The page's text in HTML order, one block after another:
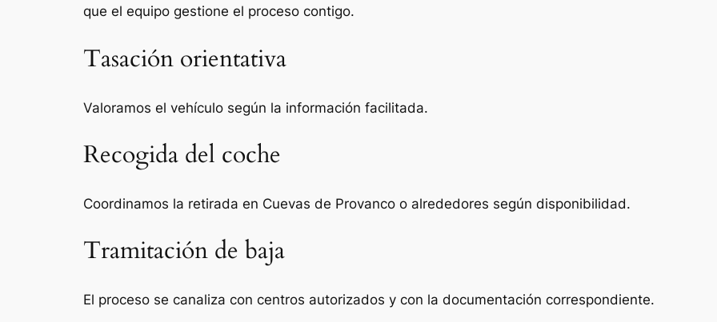
que el equipo gestione el proceso contigo.
Tasación orientativa
Valoramos el vehículo según la información facilitada.
Recogida del coche
Coordinamos la retirada en Cuevas de Provanco o alrededores según disponibilidad.
Tramitación de baja
El proceso se canaliza con centros autorizados y con la documentación correspondiente.